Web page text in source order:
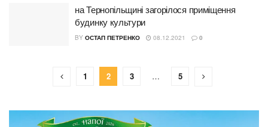
на Тернопільщині загорілося приміщення
будинку культури
BY ОСТАП ПЕТРЕНКО 08.12.2021 0
1 2 3 … 5